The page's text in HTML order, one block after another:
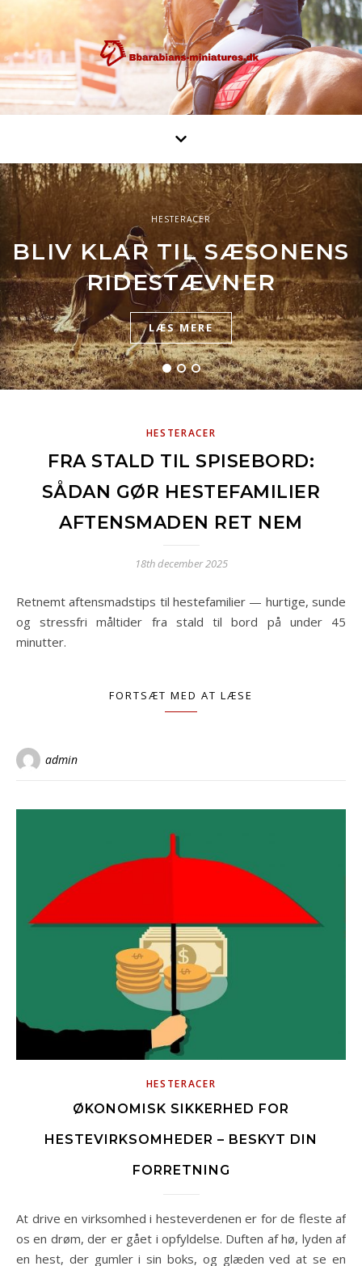
HESTERACER
BLIV KLAR TIL SÆSONENS
RIDESTÆVNER
LÆS MERE
HESTERACER
ISLÆNDEREN
LÆS MERE
HESTERACER
HOLSTENER
LÆS MERE
HESTERACER
FRA STALD TIL SPISEBORD:
SÅDAN GØR HESTEFAMILIER
AFTENSMADEN RET NEM
18th december 2025
Retnemt aftensmadstips til hestefamilier — hurtige, sunde
og stressfri måltider fra stald til bord på under 45
minutter.
FORTSÆT MED AT LÆSE
admin
HESTERACER
ØKONOMISK SIKKERHED FOR
HESTEVIRKSOMHEDER – BESKYT DIN
FORRETNING
At drive en virksomhed i hesteverdenen er for de fleste af
os en drøm, der er gået i opfyldelse. Duften af hø, lyden af
en hest, der gumler i sin boks, og glæden ved at se en